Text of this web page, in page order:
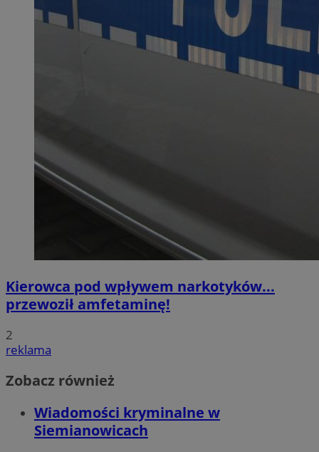
Kierowca pod wpływem narkotyków...
przewoził amfetaminę!
2
reklama
Zobacz również
Wiadomości kryminalne w
Siemianowicach